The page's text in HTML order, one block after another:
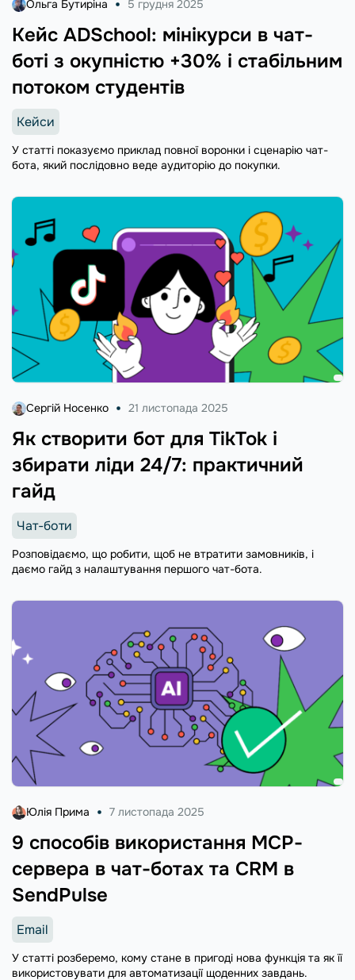
Кейс ADSchool: мінікурси в чат-
боті з окупністю +30% і стабільним
потоком студентів
Ольга Бутиріна 5 грудня 2025
Кейси
У статті показуємо приклад повної воронки і сценарію чат-
бота, який послідовно веде аудиторію до покупки.
Як створити бот для TikTok і
збирати ліди 24/7: практичний
гайд
Сергій Носенко 21 листопада 2025
Чат-боти
Розповідаємо, що робити, щоб не втратити замовників, і
даємо гайд з налаштування першого чат-бота.
9 способів використання MCP-
сервера в чат-ботах та CRM в
SendPulse
Юлія Прима 7 листопада 2025
Email
У статті розберемо, кому стане в пригоді нова функція та як її
використовувати для автоматизації щоденних завдань.